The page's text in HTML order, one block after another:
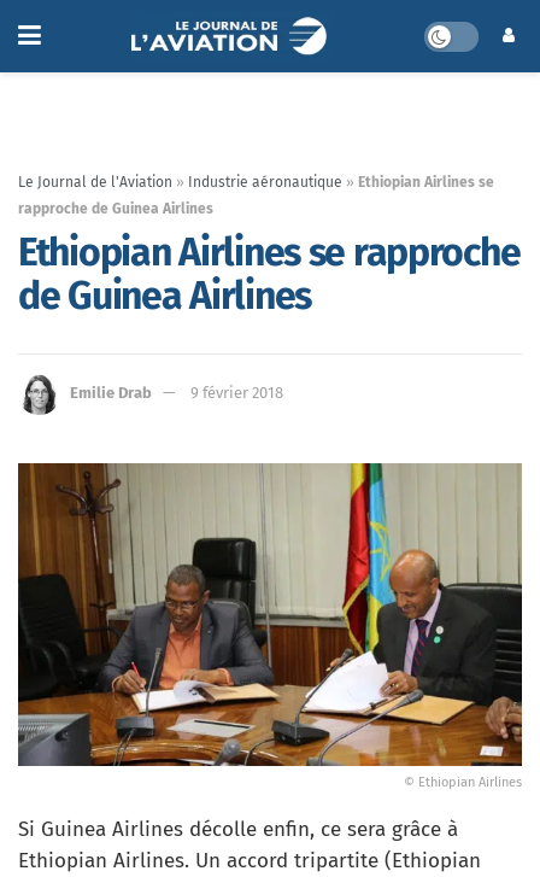
Le Journal de l'Aviation » Industrie aéronautique » Ethiopian Airlines se
rapproche de Guinea Airlines
Ethiopian Airlines se rapproche
de Guinea Airlines
Emilie Drab 9 février 2018
© Ethiopian Airlines
Si Guinea Airlines décolle enfin, ce sera grâce à
Ethiopian Airlines. Un accord tripartite (Ethiopian